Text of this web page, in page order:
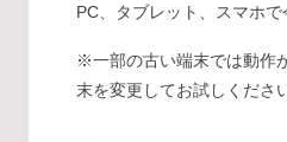
PC、タブレット、スマホで
※一部の古い端末では動作
末を変更してお試しくださ